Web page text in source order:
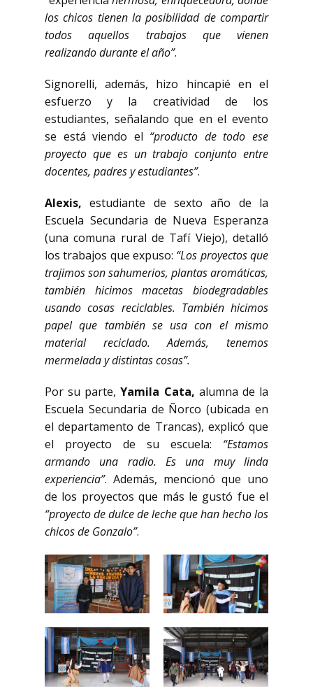
los chicos tienen la posibilidad de compartir
todos aquellos trabajos que vienen
realizando durante el año”.
Signorelli, además, hizo hincapié en el
esfuerzo y la creatividad de los
estudiantes, señalando que en el evento
se está viendo el “producto de todo ese
proyecto que es un trabajo conjunto entre
docentes, padres y estudiantes”.
Alexis,estudiante de sexto año de la
Escuela Secundaria de Nueva Esperanza
(una comuna rural de Tafí Viejo), detalló
los trabajos que expuso: “Los proyectos que
trajimos son sahumerios, plantas aromáticas,
también hicimos macetas biodegradables
usando cosas reciclables. También hicimos
papel que también se usa con el mismo
material reciclado. Además, tenemos
mermelada y distintas cosas”.
Por su parte,Yamila Cata, alumna de la
Escuela Secundaria de Ñorco (ubicada en
el departamento de Trancas), explicó que
el proyecto de su escuela: “Estamos
armando una radio. Es una muy linda
experiencia”. Además, mencionó que uno
de los proyectos que más le gustó fue el
“proyecto de dulce de leche que han hecho los
chicos de Gonzalo”.